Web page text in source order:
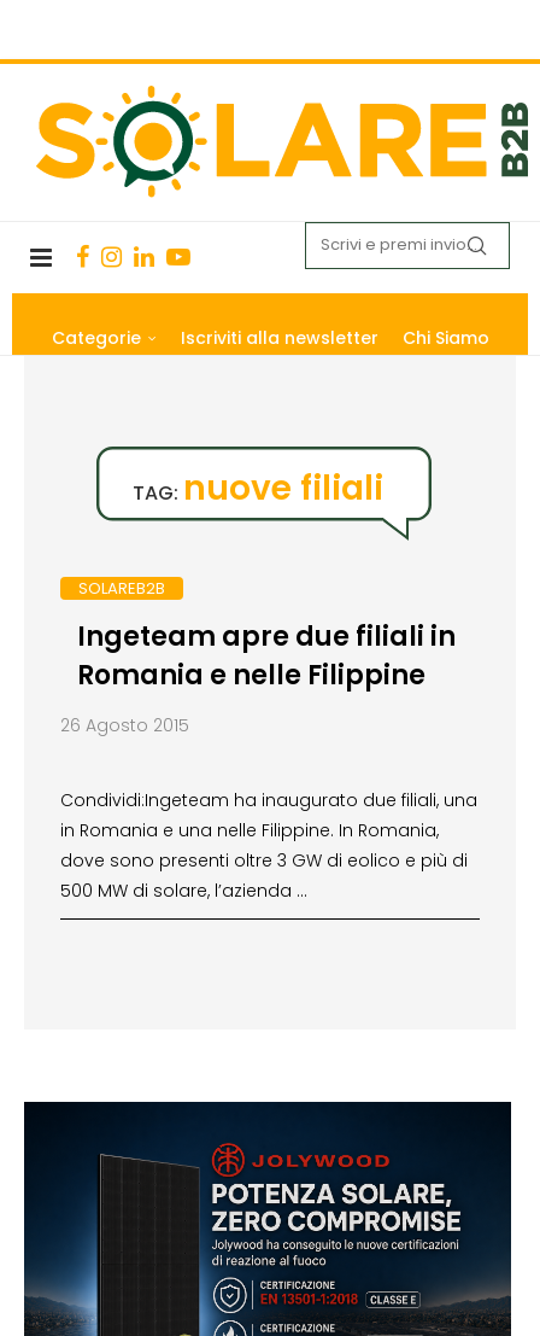
Categorie Iscriviti alla newsletter Chi Siamo
TAG: nuove filiali
SOLAREB2B
Ingeteam apre due filiali in
Romania e nelle Filippine
26 Agosto 2015
Condividi:Ingeteam ha inaugurato due filiali, una
in Romania e una nelle Filippine. In Romania,
dove sono presenti oltre 3 GW di eolico e più di
500 MW di solare, l’azienda …